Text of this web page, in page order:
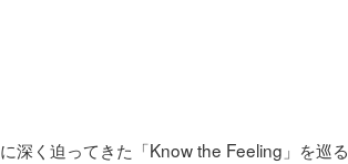
深く迫ってきた「Know the Feeling」を巡